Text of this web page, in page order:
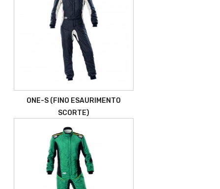
ONE-S (FINO ESAURIMENTO
SCORTE)